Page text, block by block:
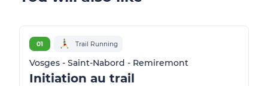
01 Trail Running
Vosges - Saint-Nabord - Remiremont
Initiation au trail